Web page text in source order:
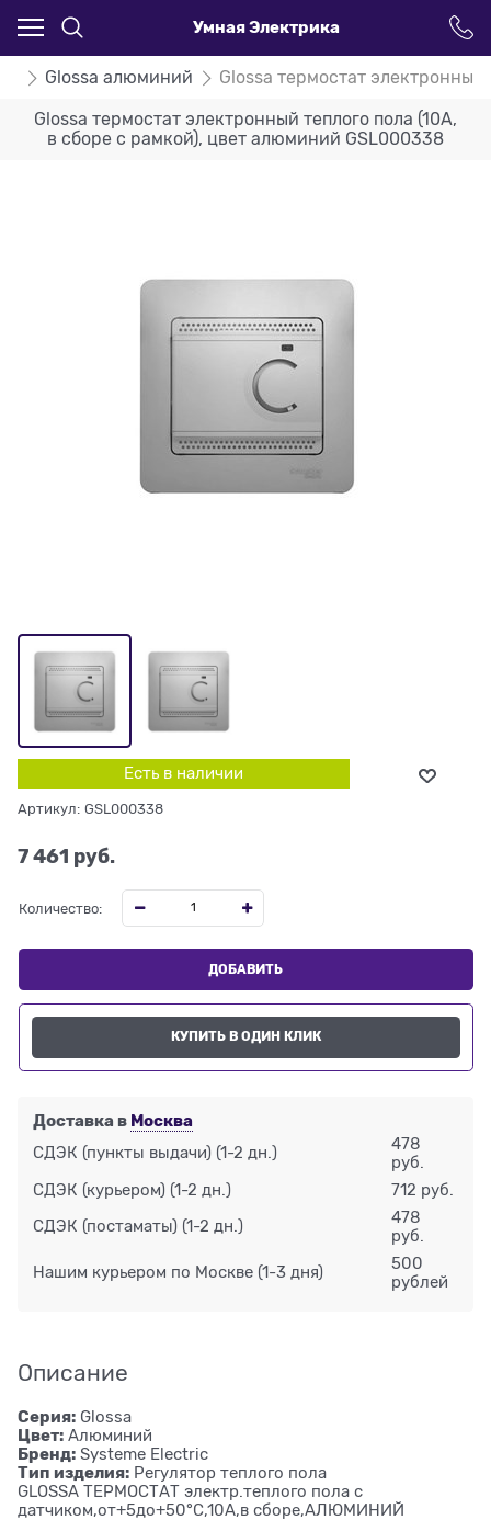
Умная Электрика
Glossa алюминий Glossa термостат
Glossa термостат электронный теплого пола (10A,
в сборе с рамкой), цвет алюминий GSL000338
Есть в наличии
Артикул: GSL000338
7 461 руб.
Количество:
ДОБАВИТЬ
КУПИТЬ В ОДИН КЛИК
Доставка в Москва
СДЭК (пункты выдачи) (1-2 дн.)
478
руб.
СДЭК (курьером) (1-2 дн.) 712 руб.
СДЭК (постаматы) (1-2 дн.)
478
руб.
Нашим курьером по Москве (1-3 дня)
500
рублей
Описание
Серия: Glossa
Цвет: Алюминий
Бренд: Systeme Electric
Тип изделия: Регулятор теплого пола
GLOSSA ТЕРМОСТАТ электр.теплого пола с
датчиком,от+5до+50°C,10A,в сборе,АЛЮМИНИЙ